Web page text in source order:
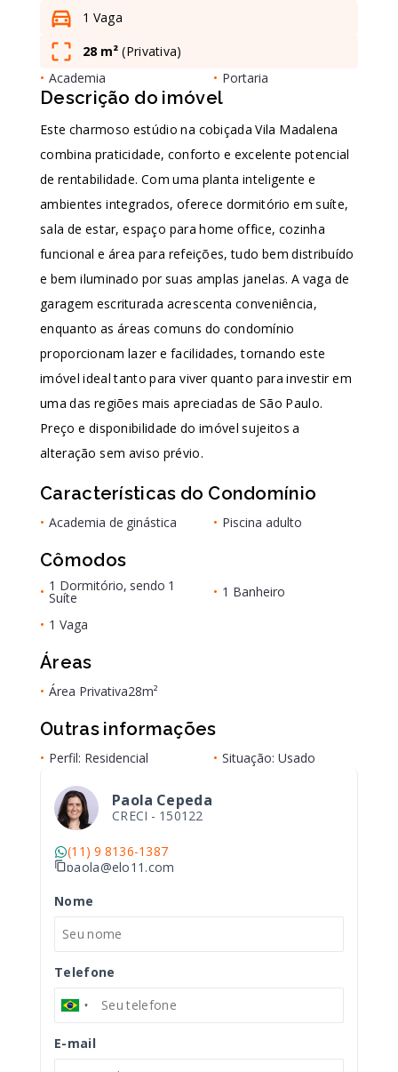
1 Vaga
28 m² (Privativa)
• Academia • Portaria
Descrição do imóvel
Este charmoso estúdio na cobiçada Vila Madalena
combina praticidade, conforto e excelente potencial
de rentabilidade. Com uma planta inteligente e
ambientes integrados, oferece dormitório em suíte,
sala de estar, espaço para home office, cozinha
funcional e área para refeições, tudo bem distribuído
e bem iluminado por suas amplas janelas. A vaga de
garagem escriturada acrescenta conveniência,
enquanto as áreas comuns do condomínio
proporcionam lazer e facilidades, tornando este
imóvel ideal tanto para viver quanto para investir em
uma das regiões mais apreciadas de São Paulo.
Preço e disponibilidade do imóvel sujeitos a
alteração sem aviso prévio.
Características do Condomínio
• Academia de ginástica • Piscina adulto
Cômodos
• 1 Dormitório, sendo 1
Suíte • 1 Banheiro
• 1 Vaga
Áreas
• Área Privativa28m²
Outras informações
• Perfil: Residencial • Situação: Usado
Paola Cepeda
CRECI - 150122
(11) 9 8136-1387
paola@elo11.com
Nome
Telefone
E-mail